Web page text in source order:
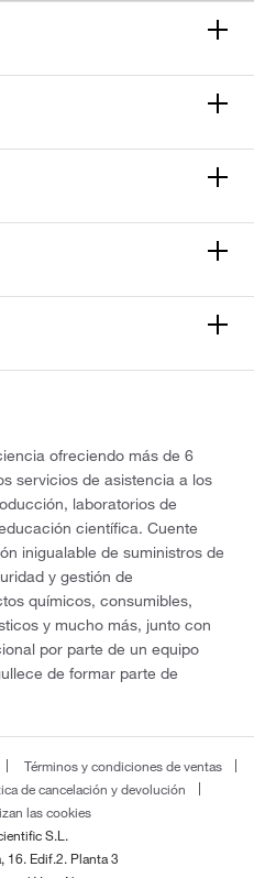
ofreciendo más de 6
servicios de asistencia a los
laboratorios de
científica. Cuente
inigualable de suministros de
y gestión de
químicos, consumibles,
y mucho más, junto con
por parte de un equipo
de formar parte de
Términos y condiciones de ventas
de cancelación y devolución
las cookies
S.L.
16. Edif.2. Planta 3